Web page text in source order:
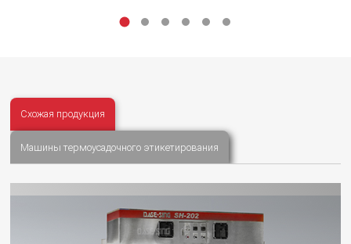
Схожая продукция
Машины термоусадочного этикетирования